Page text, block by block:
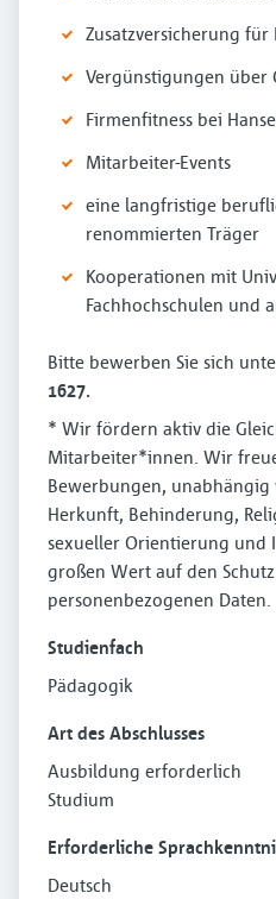
Zusatzversicherung
Vergünstigungen über
Firmenfitness bei
Mitarbeiter-Events
eine langfristige
renommierten Träger
Kooperationen mit
Fachhochschulen und
Bitte bewerben Sie sich
1627.
* Wir fördern aktiv die
Mitarbeiter*innen. Wir
Bewerbungen, unabhängig
Herkunft, Behinderung,
sexueller Orientierung und
großen Wert auf den
personenbezogenen Daten.
Studienfach
Pädagogik
Art des Abschlusses
Ausbildung erforderlich
Studium
Erforderliche
Deutsch